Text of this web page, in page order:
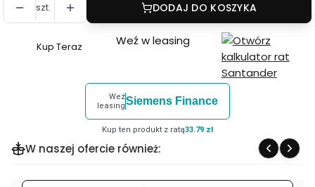
szt. DODAJ DO KOSZYKA
Szybki
Kolimator
AEMS
Kup Teraz Weź w leasing
Weź
leasingSiemens Finance
Kup ten produkt z ratą33.79 zł
W naszej ofercie również: